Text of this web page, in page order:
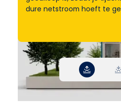
dure netstroom hoeft te